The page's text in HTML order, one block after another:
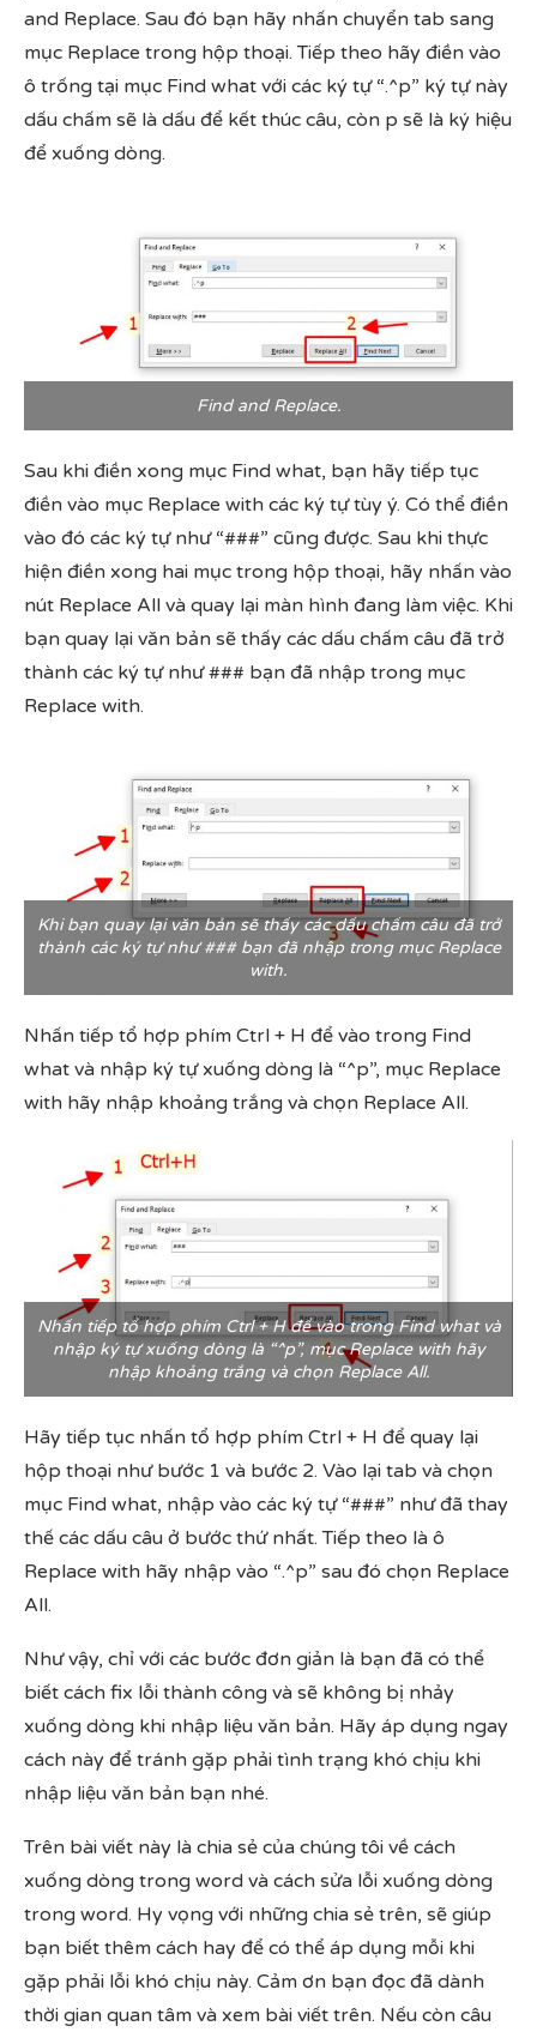
and Replace. Sau đó bạn hãy nhấn chuyển tab sang
mục Replace trong hộp thoại. Tiếp theo hãy điền vào
ô trống tại mục Find what với các ký tự “.^p” ký tự này
dấu chấm sẽ là dấu để kết thúc câu, còn p sẽ là ký hiệu
để xuống dòng.
Find and Replace.
Sau khi điền xong mục Find what, bạn hãy tiếp tục
điền vào mục Replace with các ký tự tùy ý. Có thể điền
vào đó các ký tự như “###” cũng được. Sau khi thực
hiện điền xong hai mục trong hộp thoại, hãy nhấn vào
nút Replace All và quay lại màn hình đang làm việc. Khi
bạn quay lại văn bản sẽ thấy các dấu chấm câu đã trở
thành các ký tự như ### bạn đã nhập trong mục
Replace with.
Khi bạn quay lại văn bản sẽ thấy các dấu chấm câu đã trở
thành các ký tự như ### bạn đã nhập trong mục Replace
with.
Nhấn tiếp tổ hợp phím Ctrl + H để vào trong Find
what và nhập ký tự xuống dòng là “^p”, mục Replace
with hãy nhập khoảng trắng và chọn Replace All.
Nhấn tiếp tổ hợp phím Ctrl + H để vào trong Find what và
nhập ký tự xuống dòng là “^p”, mục Replace with hãy
nhập khoảng trắng và chọn Replace All.
Hãy tiếp tục nhấn tổ hợp phím Ctrl + H để quay lại
hộp thoại như bước 1 và bước 2. Vào lại tab và chọn
mục Find what, nhập vào các ký tự “###” như đã thay
thế các dấu câu ở bước thứ nhất. Tiếp theo là ô
Replace with hãy nhập vào “.^p” sau đó chọn Replace
All.
Như vậy, chỉ với các bước đơn giản là bạn đã có thể
biết cách fix lỗi thành công và sẽ không bị nhảy
xuống dòng khi nhập liệu văn bản. Hãy áp dụng ngay
cách này để tránh gặp phải tình trạng khó chịu khi
nhập liệu văn bản bạn nhé.
Trên bài viết này là chia sẻ của chúng tôi về cách
xuống dòng trong word và cách sửa lỗi xuống dòng
trong word. Hy vọng với những chia sẻ trên, sẽ giúp
bạn biết thêm cách hay để có thể áp dụng mỗi khi
gặp phải lỗi khó chịu này. Cảm ơn bạn đọc đã dành
thời gian quan tâm và xem bài viết trên. Nếu còn câu